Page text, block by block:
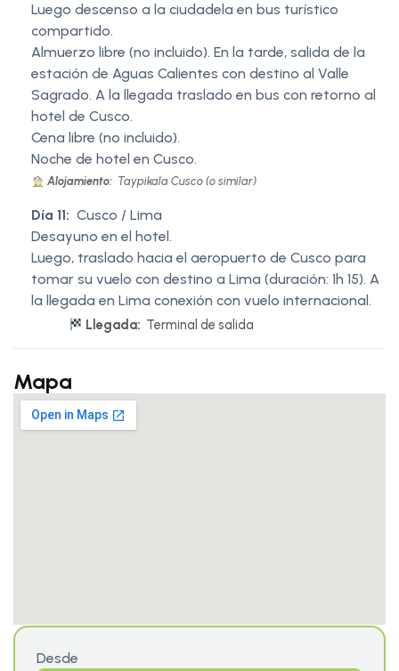
Luego descenso a la ciudadela en bus turístico
compartido.
Almuerzo libre (no incluido). En la tarde, salida de la
estación de Aguas Calientes con destino al Valle
Sagrado. A la llegada traslado en bus con retorno al
hotel de Cusco.
Cena libre (no incluido).
Noche de hotel en Cusco.
Alojamiento: Taypikala Cusco (o similar)
Día 11: Cusco / Lima
Desayuno en el hotel.
Luego, traslado hacia el aeropuerto de Cusco para
tomar su vuelo con destino a Lima (duración: 1h 15). A
la llegada en Lima conexión con vuelo internacional.
Llegada: Terminal de salida
Mapa
Desde